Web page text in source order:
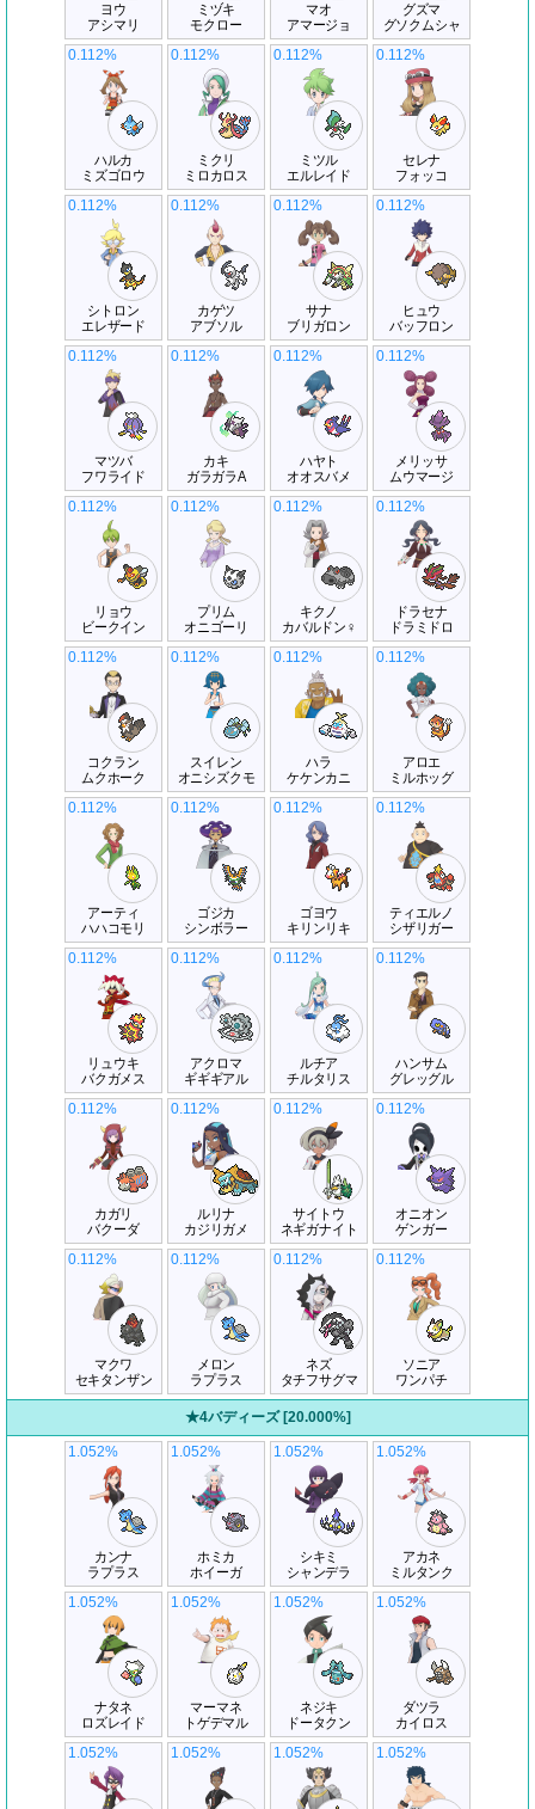
ヨウ
アシマリ
ミヅキ
モクロー
マオ
アマージョ
グズマ
グソクムシャ
ハルカ
ミズゴロウ
0.112%
ミクリ
ミロカロス
0.112%
ミツル
エルレイド
0.112%
セレナ
フォッコ
0.112%
シトロン
エレザード
0.112%
カゲツ
アブソル
0.112%
サナ
ブリガロン
0.112%
ヒュウ
バッフロン
0.112%
マツバ
フワライド
0.112%
カキ
ガラガラA
0.112%
ハヤト
オオスバメ
0.112%
メリッサ
ムウマージ
0.112%
リョウ
ビークイン
0.112%
プリム
オニゴーリ
0.112%
キクノ
カバルドン♀
0.112%
ドラセナ
ドラミドロ
0.112%
コクラン
ムクホーク
0.112%
スイレン
オニシズクモ
0.112%
ハラ
ケケンカニ
0.112%
アロエ
ミルホッグ
0.112%
アーティ
ハハコモリ
0.112%
ゴジカ
シンボラー
0.112%
ゴヨウ
キリンリキ
0.112%
ティエルノ
シザリガー
0.112%
リュウキ
バクガメス
0.112%
アクロマ
ギギギアル
0.112%
ルチア
チルタリス
0.112%
ハンサム
グレッグル
0.112%
カガリ
バクーダ
0.112%
ルリナ
カジリガメ
0.112%
サイトウ
ネギガナイト
0.112%
オニオン
ゲンガー
0.112%
マクワ
セキタンザン
0.112%
メロン
ラプラス
0.112%
ネズ
タチフサグマ
0.112%
ソニア
ワンパチ
0.112%
★4バディーズ [20.000%]
カンナ
ラプラス
1.052%
ホミカ
ホイーガ
1.052%
シキミ
シャンデラ
1.052%
アカネ
ミルタンク
1.052%
ナタネ
ロズレイド
1.052%
マーマネ
トゲデマル
1.052%
ネジキ
ドータクン
1.052%
ダツラ
カイロス
1.052%
1.052% 1.052% 1.052% 1.052%